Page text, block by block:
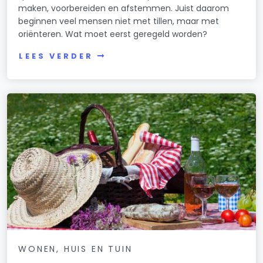
maken, voorbereiden en afstemmen. Juist daarom
beginnen veel mensen niet met tillen, maar met
oriënteren. Wat moet eerst geregeld worden?
LEES VERDER
WONEN, HUIS EN TUIN